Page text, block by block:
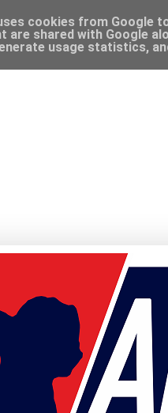
cookies from Google
are shared with Google
usage statistics,